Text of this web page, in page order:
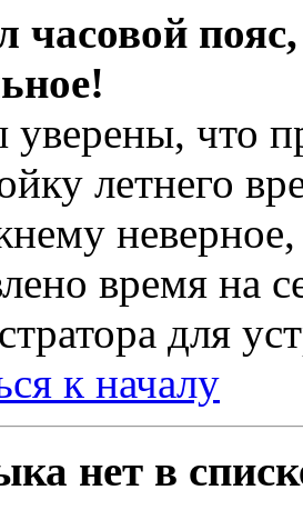
часовой
что
летнего
неверное,
время на
для
к началу
нет в